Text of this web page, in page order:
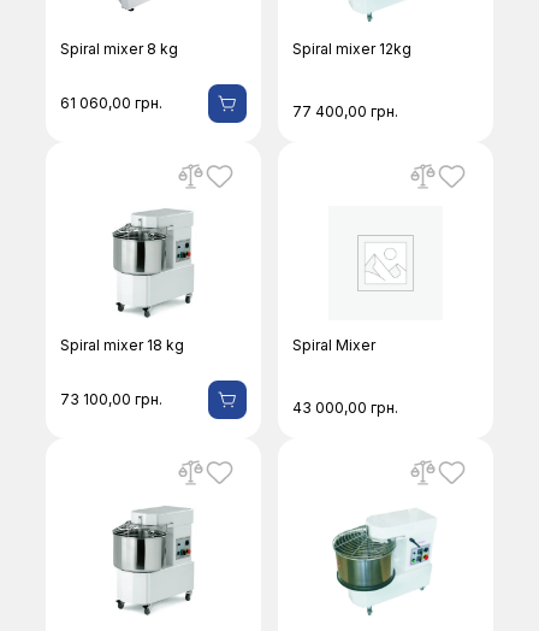
Spiral mixer 8 kg
61 060,00грн.
Spiral mixer 12kg
77 400,00грн.
Spiral mixer 18 kg
73 100,00грн.
Spiral Mixer
43 000,00грн.